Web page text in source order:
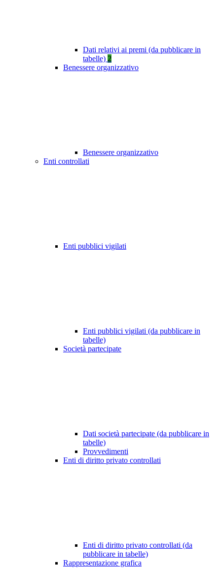
Dati relativi ai premi (da pubblicare in
tabelle) 2
Benessere organizzativo
Benessere organizzativo
Enti controllati
Enti pubblici vigilati
Enti pubblici vigilati (da pubblicare in
tabelle)
Società partecipate
Dati società partecipate (da pubblicare in
tabelle)
Provvedimenti
Enti di diritto privato controllati
Enti di diritto privato controllati (da
pubblicare in tabelle)
Rappresentazione grafica